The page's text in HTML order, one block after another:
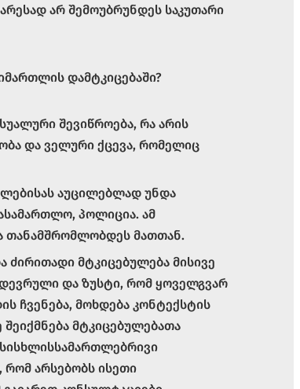
არ შემოუბრუნდეს საკუთარი
დამტკიცებაში?
შევიწროება, რა არის
და ველური ქცევა, რომელიც
აუცილებლად უნდა
პოლიცია. ამ
თანამშრომლობდეს მათთან.
ძირითადი მტკიცებულება მისივე
და ზუსტი, რომ ყოველგვარ
ჩვენება, მოხდება კონტექსტის
შეიქმნება მტკიცებულებათა
რომ არსებობს ისეთი